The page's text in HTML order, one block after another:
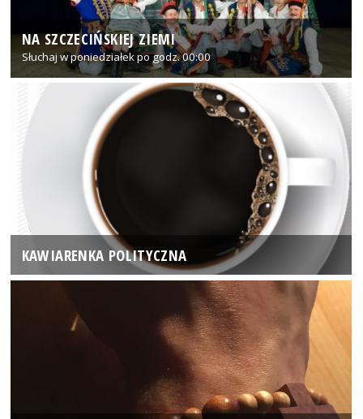
NA SZCZECIŃSKIEJ ZIEMI
Słuchaj w poniedziałek po godz. 00:00
KAWIARENKA POLITYCZNA